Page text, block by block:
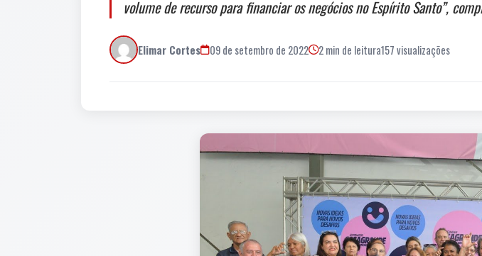
volume de recurso para financiar os negócios no Espírito Santo”,
Elimar Cortes 09 de setembro de 2022 2 min de leitura157 visualizações